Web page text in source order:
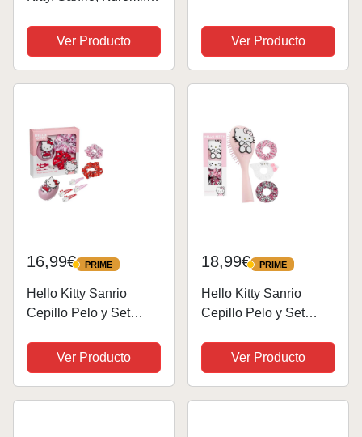
Cuaderno, Cuaderno
de Peluche, Bolígrafo,
Color Morado,
Ver Producto
Completo con
Rotuladores- Lápices
de Colores y
Ver Producto
16,99€ PRIME
PRIME
Hello Kitty Sanrio
Cepillo Pelo y Set
Mujer Niña Kawaii
Coleteros de Pelo Hair
Clips, Regalos de
Ver Producto
18,99€ PRIME
PRIME
Hello Kitty Sanrio
Cepillo Pelo y Set
Accesorios Cabello
Mujer Niña,
Cinnamoroll Kuromi
Ver Producto